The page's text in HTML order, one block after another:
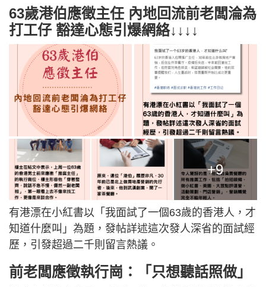
63歲港伯應徵主任 內地回流前老闆淪為
打工仔 豁達心態引爆網絡↓↓↓↓
+9
有港漂在小紅書以「我面試了一個63歲的香港人，才
知道什麼叫」為題，發帖詳述這次發人深省的面試經
歷，引發超過二千則留言熱議。
前老闆應徵執行崗：「只想聽話照做」